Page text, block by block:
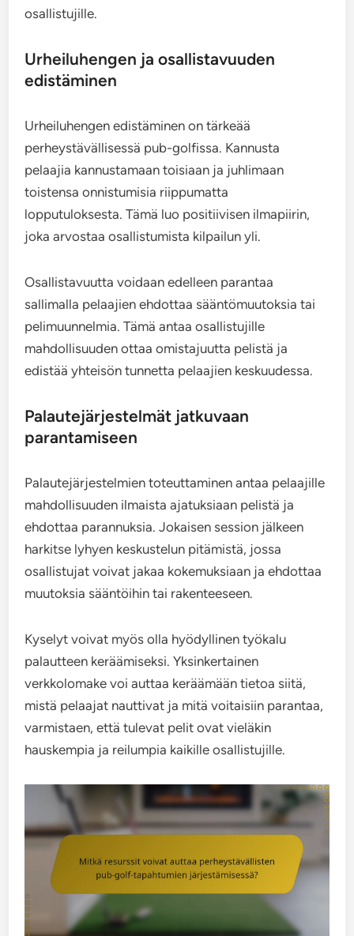
osallistujille.
Urheiluhengen ja osallistavuuden
edistäminen
Urheiluhengen edistäminen on tärkeää
perheystävällisessä pub-golfissa. Kannusta
pelaajia kannustamaan toisiaan ja juhlimaan
toistensa onnistumisia riippumatta
lopputuloksesta. Tämä luo positiivisen ilmapiirin,
joka arvostaa osallistumista kilpailun yli.
Osallistavuutta voidaan edelleen parantaa
sallimalla pelaajien ehdottaa sääntömuutoksia tai
pelimuunnelmia. Tämä antaa osallistujille
mahdollisuuden ottaa omistajuutta pelistä ja
edistää yhteisön tunnetta pelaajien keskuudessa.
Palautejärjestelmät jatkuvaan
parantamiseen
Palautejärjestelmien toteuttaminen antaa pelaajille
mahdollisuuden ilmaista ajatuksiaan pelistä ja
ehdottaa parannuksia. Jokaisen session jälkeen
harkitse lyhyen keskustelun pitämistä, jossa
osallistujat voivat jakaa kokemuksiaan ja ehdottaa
muutoksia sääntöihin tai rakenteeseen.
Kyselyt voivat myös olla hyödyllinen työkalu
palautteen keräämiseksi. Yksinkertainen
verkkolomake voi auttaa keräämään tietoa siitä,
mistä pelaajat nauttivat ja mitä voitaisiin parantaa,
varmistaen, että tulevat pelit ovat vieläkin
hauskempia ja reilumpia kaikille osallistujille.